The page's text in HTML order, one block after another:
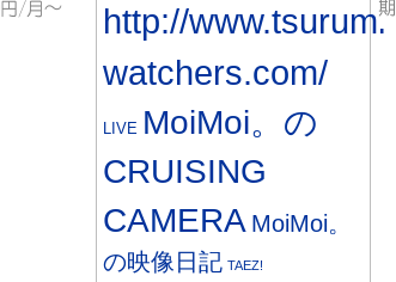
http://www.tsurumi-
watchers.com/
LIVE MoiMoi。の
CRUISING
CAMERA MoiMoi。
の映像日記 TAEZ!